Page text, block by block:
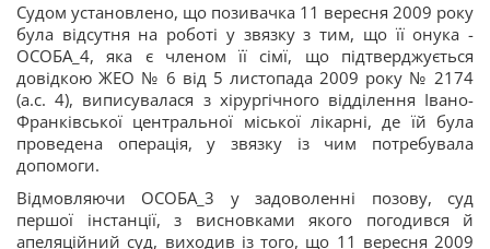
Судом установлено, що позивачка 11 вересня 2009 року
була відсутня на роботі у звязку з тим, що її онука -
ОСОБА_4, яка є членом її сімї, що підтверджується
довідкою ЖЕО № 6 від 5 листопада 2009 року № 2174
(а.с. 4), виписувалася з хірургічного відділення Івано-
Франківської центральної міської лікарні, де їй була
проведена операція, у звязку із чим потребувала
допомоги.
Відмовляючи ОСОБА_3 у задоволенні позову, суд
першої інстанції, з висновками якого погодився й
апеляційний суд, виходив із того, що 11 вересня 2009